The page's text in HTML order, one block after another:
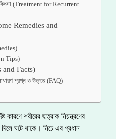
(Treatment for Recurrent
Remedies and
Tips)
and Facts)
প্রশ্ন ও উত্তর (FAQ)
কারণে শরীরের ছত্রাক নিয়ন্ত্রণের
দিলে ঘটে থাকে। নিচে এর প্রধান